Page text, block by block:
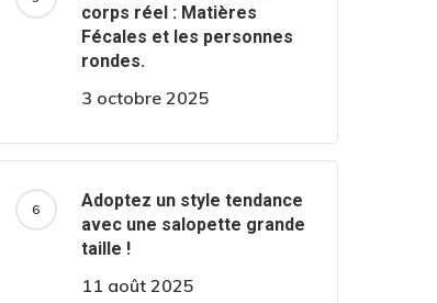
corps réel : Matières
Fécales et les personnes
rondes.
3 octobre 2025
Adoptez un style tendance
avec une salopette grande
taille !
11 août 2025